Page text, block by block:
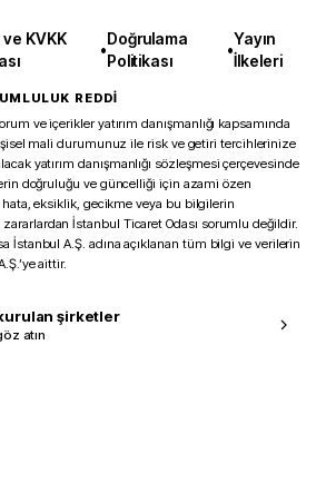
ve KVKK
•
Doğrulama
Politikası
•
Yayın
İlkeleri
REDDİ
ve içerikler yatırım danışmanlığı kapsamında
mali durumunuz ile risk ve getiri tercihlerinize
yatırım danışmanlığı sözleşmesi çerçevesinde
doğruluğu ve güncelliği için azami özen
eksiklik, gecikme veya bu bilgilerin
zararlardan İstanbul Ticaret Odası sorumlu değildir.
İstanbul A.Ş. adına açıklanan tüm bilgi ve verilerin
aittir.
şirketler
atın